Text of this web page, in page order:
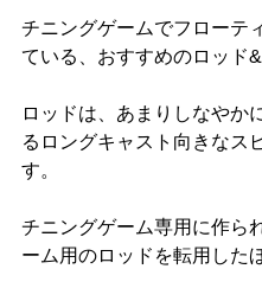
チニングゲームでフローテ
ている、おすすめのロッド
ロッドは、あまりしなやか
るロングキャスト向きなス
す。
チニングゲーム専用に作ら
ーム用のロッドを転用した